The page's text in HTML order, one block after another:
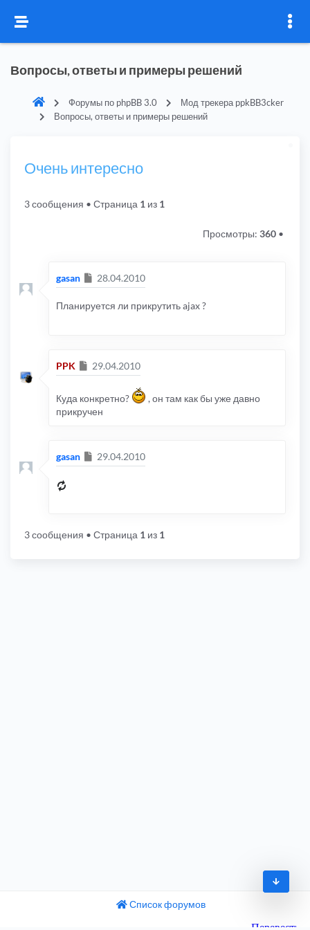
Вопросы, ответы и примеры решений
Форумы по phpBB 3.0
Мод трекера ppkBB3cker
Вопросы, ответы и примеры решений
Очень интересно
3 сообщения • Страница 1 из 1
Просмотры: 360 •
gasan Сообщение
28.04.2010
Планируется ли прикрутить ajax ?
PPK Сообщение
29.04.2010
Куда конкретно?
, он там как бы уже давно
прикручен
gasan Сообщение
29.04.2010
3 сообщения • Страница 1 из 1
Список форумов